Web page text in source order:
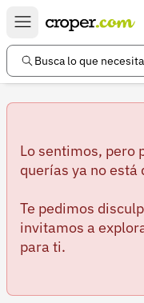
Busca lo que
Lo sentimos, pero
querías ya no está
Te pedimos
invitamos a
para ti.
Enlaces de interés
Preguntas frecuentes
Información legal
Términos y condiciones
Política de devoluciones
Política de privacidad